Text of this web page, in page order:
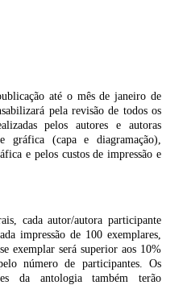
até o mês de janeiro de
pela revisão de todos os
pelos autores e autoras
gráfica (capa e diagramação),
e pelos custos de impressão e
cada autor/autora participante
impressão de 100 exemplares,
exemplar será superior aos 10%
número de participantes. Os
da antologia também terão